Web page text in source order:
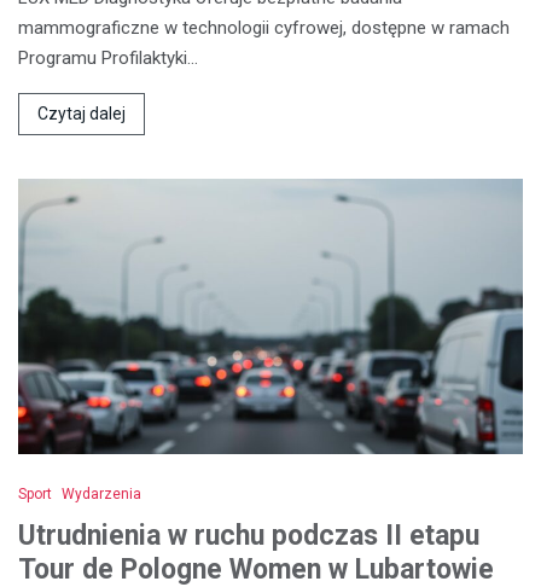
mammograficzne w technologii cyfrowej, dostępne w ramach
Programu Profilaktyki…
Czytaj dalej
Sport Wydarzenia
Utrudnienia w ruchu podczas II etapu
Tour de Pologne Women w Lubartowie